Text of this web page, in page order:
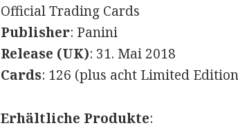
Official Trading Cards
Publisher: Panini
Release (UK): 31. Mai 2018
Cards: 126 (plus acht Limited
Erhältliche Produkte: